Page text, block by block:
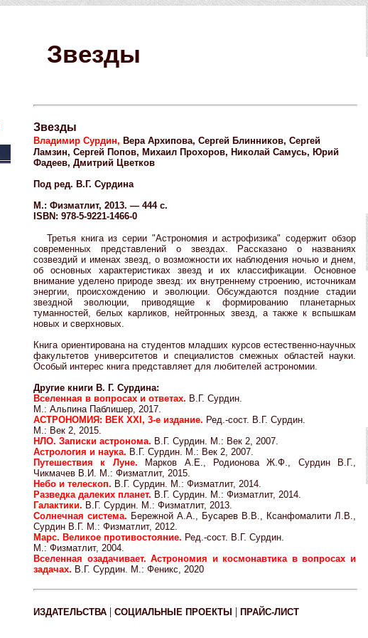
Звезды
Звезды
Владимир Сурдин, Вера Архипова, Сергей Блинников, Сергей
Ламзин, Сергей Попов, Михаил Прохоров, Николай Самусь, Юрий
Фадеев, Дмитрий Цветков
Под ред. В.Г. Сурдина
М.: Физматлит, 2013. — 444 с.
ISBN: 978-5-9221-1466-0
Третья книга из серии "Астрономия и астрофизика" содержит обзор
современных представлений о звездах. Рассказано о названиях
созвездий и именах звезд, о возможности их наблюдения ночью и днем,
об основных характеристиках звезд и их классификации. Основное
внимание уделено природе звезд: их внутреннему строению, источникам
энергии, происхождению и эволюции. Обсуждаются поздние стадии
звездной эволюции, приводящие к формированию планетарных
туманностей, белых карликов, нейтронных звезд, а также к вспышкам
новых и сверхновых.
Книга ориентирована на студентов младших курсов естественно-научных
факультетов университетов и специалистов смежных областей науки.
Особый интерес книга представляет для любителей астрономии.
Другие книги В. Г. Сурдина:
Вселенная в вопросах и ответах. В.Г. Сурдин.
М.: Альпина Паблишер, 2017.
АСТРОНОМИЯ: ВЕК XXI, 3-е издание. Ред.-сост. В.Г. Сурдин.
М.: Век 2, 2015.
НЛО. Записки астронома. В.Г. Сурдин. М.: Век 2, 2007.
Астрология и наука. В.Г. Сурдин. М.: Век 2, 2007.
Путешествия к Луне.
Марков А.Е., Родионова Ж.Ф., Сурдин В.Г.,
Чикмачев В.И. М.: Физматлит, 2015.
Небо и телескоп. В.Г. Сурдин. М.: Физматлит, 2014.
Разведка далеких планет. В.Г. Сурдин. М.: Физматлит, 2014.
Галактики. В.Г. Сурдин. М.: Физматлит, 2013.
Солнечная система. Бережной А.А., Бусарев В.В., Ксанфомалити Л.В.,
Сурдин В.Г. М.: Физматлит, 2012.
Марс. Великое противостояние. Ред.-сост. В.Г. Сурдин.
М.: Физматлит, 2004.
Вселенная озадачивает. Астрономия и космонавтика в вопросах и
задачах. В.Г. Сурдин. М.: Феникс, 2020
ИЗДАТЕЛЬСТВА | СОЦИАЛЬНЫЕ ПРОЕКТЫ | ПРАЙС-ЛИСТ